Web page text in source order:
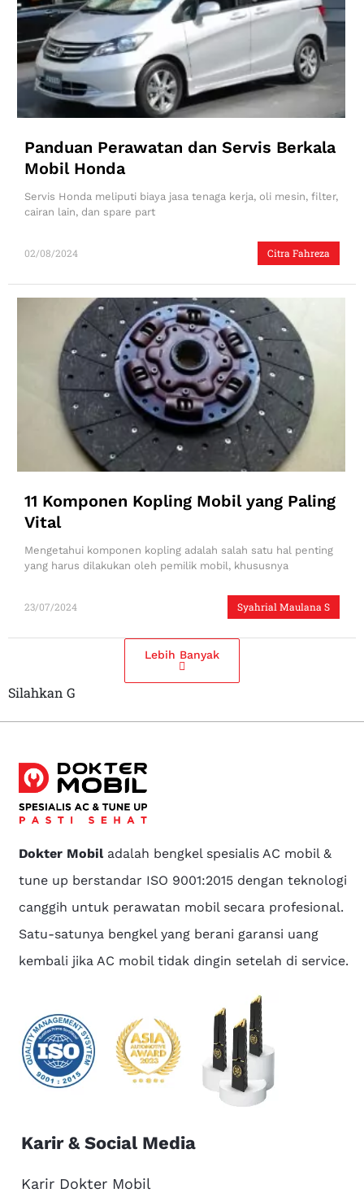
Panduan Perawatan dan Servis Berkala
Mobil Honda
Citra Fahreza
02/08/2024
Servis Honda meliputi biaya jasa tenaga kerja, oli mesin, filter,
cairan lain, dan spare part
11 Komponen Kopling Mobil yang Paling
Vital
Syahrial Maulana S
23/07/2024
Mengetahui komponen kopling adalah salah satu hal penting
yang harus dilakukan oleh pemilik mobil, khususnya
Lebih Banyak
Silahkan G
Dokter Mobiladalah bengkel spesialis AC mobil &
tune up berstandar ISO 9001:2015 dengan teknologi
canggih untuk perawatan mobil secara profesional.
Satu-satunya bengkel yang berani garansi uang
kembali jika AC mobil tidak dingin setelah di service.
Karir & Social Media
Karir Dokter Mobil